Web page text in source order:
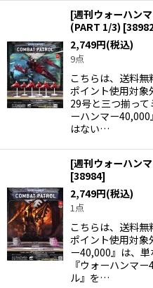
[週刊ウォーハン
(PART 1/3) [
2,749円(税込)
9点
こちらは、送料無
ポイント使用対象
29号と三つ揃っ
ーハンマー
はない…
[週刊ウォーハン
[38984]
2,749円(税込)
1点
こちらは、送料無
ポイント使用対象
ー40,000』は、単
『ウォーハンマ
ル』を…